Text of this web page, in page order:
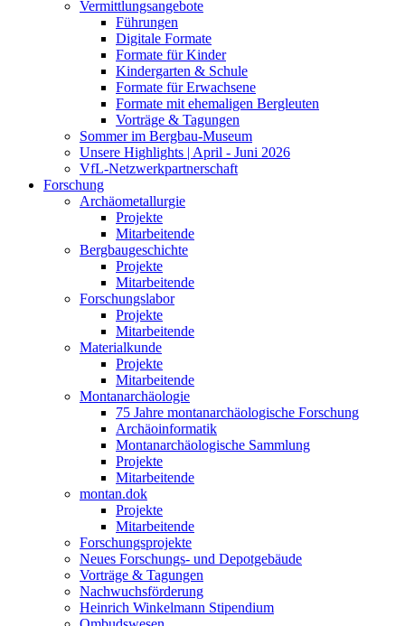
Vermittlungsangebote
Führungen
Digitale Formate
Formate für Kinder
Kindergarten & Schule
Formate für Erwachsene
Formate mit ehemaligen Bergleuten
Vorträge & Tagungen
Sommer im Bergbau-Museum
Unsere Highlights | April - Juni 2026
VfL-Netzwerkpartnerschaft
Forschung
Archäometallurgie
Projekte
Mitarbeitende
Bergbaugeschichte
Projekte
Mitarbeitende
Forschungslabor
Projekte
Mitarbeitende
Materialkunde
Projekte
Mitarbeitende
Montanarchäologie
75 Jahre montanarchäologische Forschung
Archäoinformatik
Montanarchäologische Sammlung
Projekte
Mitarbeitende
montan.dok
Projekte
Mitarbeitende
Forschungsprojekte
Neues Forschungs- und Depotgebäude
Vorträge & Tagungen
Nachwuchsförderung
Heinrich Winkelmann Stipendium